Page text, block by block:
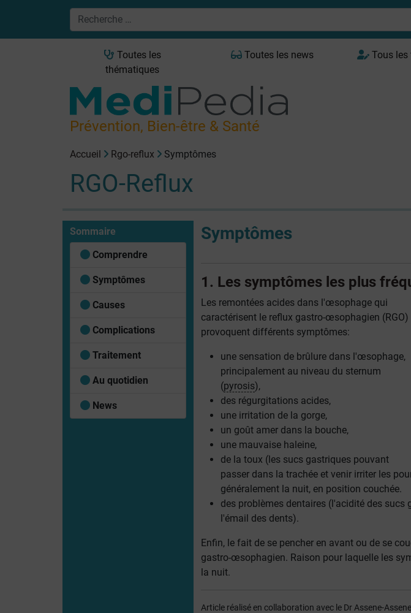
Toutes les
thématiques
Toutes les news Tous les
Prévention, Bien-être & Santé
Accueil Rgo-reflux Symptômes
RGO-Reflux
Sommaire
Comprendre
Symptômes
Causes
Complications
Traitement
Au quotidien
News
Symptômes
1. Les symptômes les plus
Les remontées acides dans l'œsophage qui
caractérisent le reflux gastro-œsophagien (RGO)
provoquent différents symptômes:
une sensation de brûlure dans l'œsophage,
principalement au niveau du sternum
(pyrosis),
des régurgitations acides,
une irritation de la gorge,
un goût amer dans la bouche,
une mauvaise haleine,
de la toux (les sucs gastriques pouvant
passer dans la trachée et venir irriter les
généralement la nuit, en position couchée.
des problèmes dentaires (l'acidité des
l'émail des dents).
Enfin, le fait de se pencher en avant ou de se
gastro-œsophagien. Raison pour laquelle les
la nuit.
Article réalisé en collaboration avec le Dr Assene-